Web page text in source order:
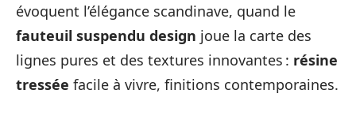
évoquent l’élégance scandinave, quand le
fauteuil suspendu design joue la carte des
lignes pures et des textures innovantes : résine
tressée facile à vivre, finitions contemporaines.